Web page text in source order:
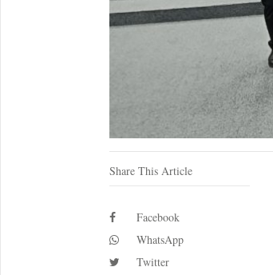
Share This Article
Facebook
WhatsApp
Twitter